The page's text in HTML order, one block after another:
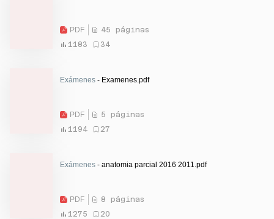
PDF
45 páginas
1183
34
Exámenes - Examenes.pdf
PDF
5 páginas
1194
27
Exámenes - anatomia parcial 2016 2011.pdf
PDF
8 páginas
1275
20